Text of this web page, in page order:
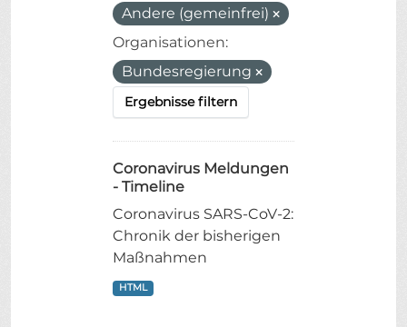
Andere (gemeinfrei)
Organisationen:
Bundesregierung
Ergebnisse filtern
Coronavirus Meldungen
- Timeline
Coronavirus SARS-CoV-2:
Chronik der bisherigen
Maßnahmen
HTML